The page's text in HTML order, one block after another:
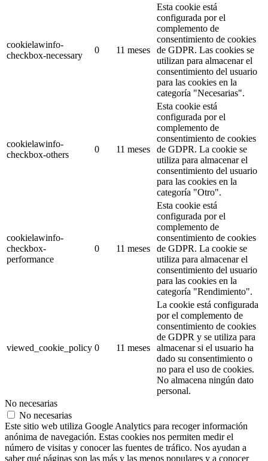
cookielawinfo-
checkbox-necessary
0 11 meses
Esta cookie está
configurada por el
complemento de
consentimiento de cookies
de GDPR. Las cookies se
utilizan para almacenar el
consentimiento del usuario
para las cookies en la
categoría "Necesarias".
cookielawinfo-
checkbox-others
0 11 meses
Esta cookie está
configurada por el
complemento de
consentimiento de cookies
de GDPR. La cookie se
utiliza para almacenar el
consentimiento del usuario
para las cookies en la
categoría "Otro".
cookielawinfo-
checkbox-
performance
0 11 meses
Esta cookie está
configurada por el
complemento de
consentimiento de cookies
de GDPR. La cookie se
utiliza para almacenar el
consentimiento del usuario
para las cookies en la
categoría "Rendimiento".
viewed_cookie_policy 0 11 meses
La cookie está configurada
por el complemento de
consentimiento de cookies
de GDPR y se utiliza para
almacenar si el usuario ha
dado su consentimiento o
no para el uso de cookies.
No almacena ningún dato
personal.
No necesarias
No necesarias
Este sitio web utiliza Google Analytics para recoger información
anónima de navegación. Estas cookies nos permiten medir el
número de visitas y conocer las fuentes de tráfico. Nos ayudan a
saber qué páginas son las más y las menos populares y a conocer